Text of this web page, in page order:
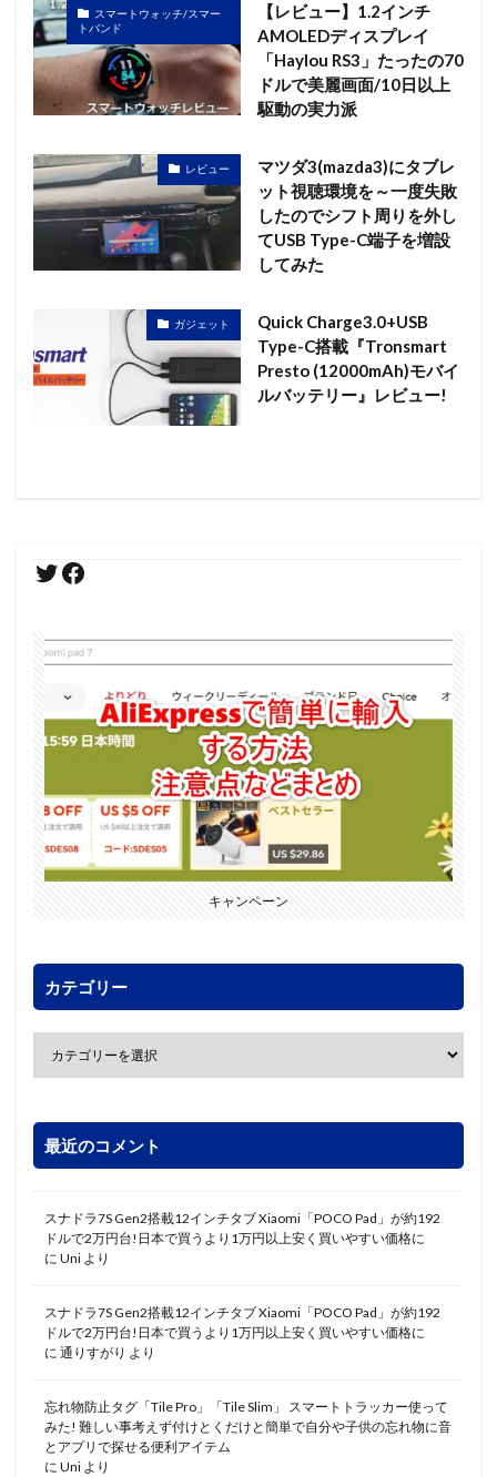
スマートウォッチ/スマー
トバンド
【レビュー】1.2インチ
AMOLEDディスプレイ
「Haylou RS3」たったの70
ドルで美麗画面/10日以上
駆動の実力派
レビュー
マツダ3(mazda3)にタブレ
ット視聴環境を～一度失敗
したのでシフト周りを外し
てUSB Type-C端子を増設
してみた
ガジェット
Quick Charge3.0+USB
Type-C搭載『Tronsmart
Presto (12000mAh)モバイ
ルバッテリー』レビュー!
キャンペーン
カテゴリー
最近のコメント
スナドラ7S Gen2搭載12インチタブ Xiaomi「POCO Pad」が約192
ドルで2万円台!日本で買うより1万円以上安く買いやすい価格に
に Uni より
スナドラ7S Gen2搭載12インチタブ Xiaomi「POCO Pad」が約192
ドルで2万円台!日本で買うより1万円以上安く買いやすい価格に
に 通りすがり より
忘れ物防止タグ「Tile Pro」「Tile Slim」 スマートトラッカー使って
みた! 難しい事考えず付けとくだけと簡単で自分や子供の忘れ物に音
とアプリで探せる便利アイテム
に Uni より